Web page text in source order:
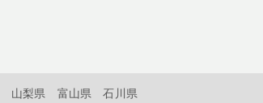
山梨県 富山県
石川県